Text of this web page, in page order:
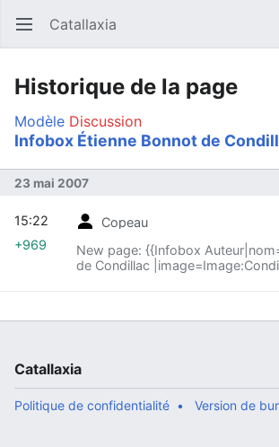
Ouvrir le menu principal Catallaxia
Historique de la page
Modèle Discussion
Infobox Étienne Bonnot de
23 mai 2007
Copeau
New page: {{Infobox
de Condillac
15:22
+969
Catallaxia
Politique de confidentialité Version de